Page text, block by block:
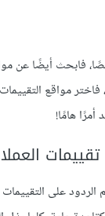
فابحث أيضًا عن
فاختر مواقع
هامًا!
على